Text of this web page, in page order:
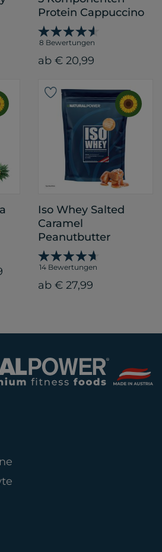
Protein Cappuccino
8 Bewertungen
ab € 20,99
Iso Whey Salted
Caramel
Peanutbutter
14 Bewertungen
ab € 27,99